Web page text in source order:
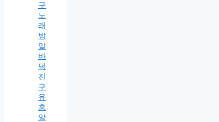
구
노
래
방
알
바
덕
진
구
유
흥
알